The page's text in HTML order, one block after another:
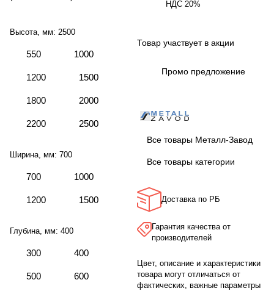
Высота, мм: 2500
550 1000
1200 1500
1800 2000
2200 2500
Ширина, мм: 700
700 1000
1200 1500
Глубина, мм: 400
300 400
500 600
НДС 20%
Товар участвует в акции
Промо предложение
Все товары Металл-Завод
Все товары категории
Доставка по РБ
Гарантия качества от
производителей
Цвет, описание и характеристики
товара могут отличаться от
фактических, важные параметры